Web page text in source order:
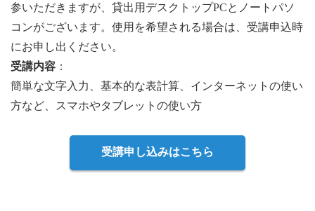
参いただきますが、貸出用デスクトップPCとノートパソ
コンがございます。使用を希望される場合は、受講申込時
にお申し出ください。
受講内容 ：
簡単な文字入力、基本的な表計算、インターネットの使い
方など、スマホやタブレットの使い方
受講申し込みはこちら